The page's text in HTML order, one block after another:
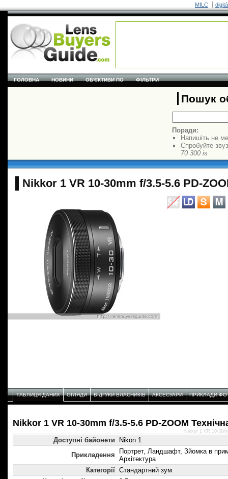
MILC
ГОЛОВНА НОВИНИ ОБ'ЄКТИВИ ПО ФІЛЬТРИ
Пошук
Поради:
Напишіть не
Спробуйте
70 300 is
Nikkor 1 VR 10-30mm f/3.5-5.6 PD-
ТАБЛИЦЯ ДАНИХ ОГЛЯДИ ВІДГУКИ ВЛАСНИКІВ АКСЕСУАРИ ПРИКЛАДИ
Nikkor 1 VR 10-30mm f/3.5-5.6 PD-ZOOM
Доступні байонети
Nikon 1
Прикладення
Портрет, Ландшафт, Зйомка в
Архітектура
Категорії Стандартний зум
Nikkor 1 VR 10-